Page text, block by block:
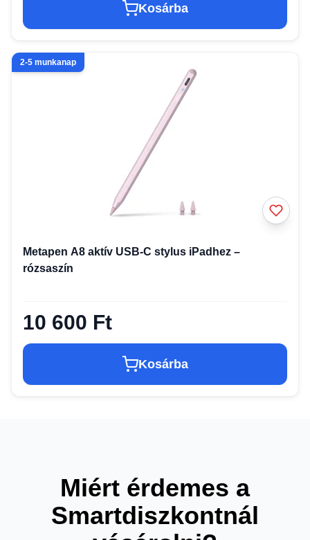
Kosárba
2-5 munkanap
Metapen A8 aktív USB-C stylus iPadhez –
rózsaszín
10 600 Ft
Kosárba
Miért érdemes a
Smartdiszkontnál